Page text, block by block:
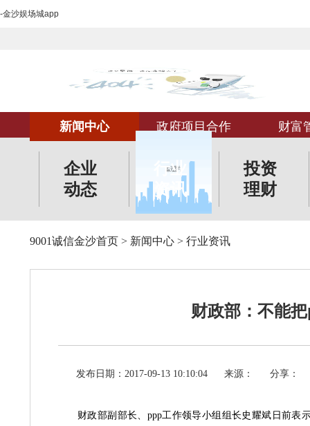
-金沙娱场城app
新闻中心 政府项目合作 财富
企业
动态
行业
资讯
投资
理财
9001诚信金沙首页 > 新闻中心 > 行业资讯
财政部：不能
发布日期：2017-09-13 10:10:04 来源： 分享：
财政部副部长、 ppp工作领导小组组长史耀斌日前表